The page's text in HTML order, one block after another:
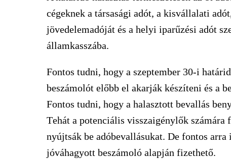
cégeknek a társasági adót, a kisvállalati
jövedelemadóját és a helyi iparűzési adót
államkasszába.
Fontos tudni, hogy a szeptember 30-i
beszámolót előbb el akarják készíteni és a
Fontos tudni, hogy a halasztott bevallás
Tehát a potenciális visszaigénylők számára
nyújtsák be adóbevallásukat. De fontos
jóváhagyott beszámoló alapján fizethető.